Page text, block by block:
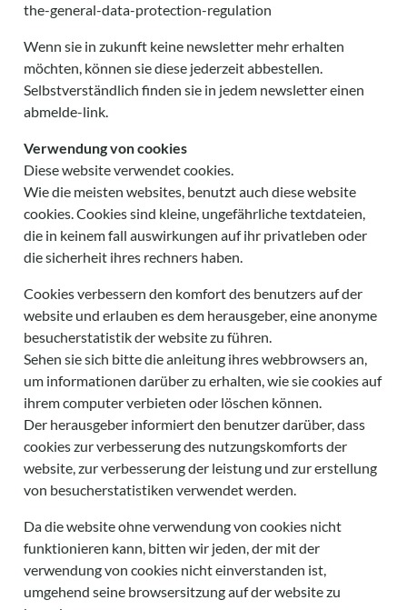
the-general-data-protection-regulation
Wenn sie in zukunft keine newsletter mehr erhalten
möchten, können sie diese jederzeit abbestellen.
Selbstverständlich finden sie in jedem newsletter einen
abmelde-link.
Verwendung von cookies
Diese website verwendet cookies.
Wie die meisten websites, benutzt auch diese website
cookies. Cookies sind kleine, ungefährliche textdateien,
die in keinem fall auswirkungen auf ihr privatleben oder
die sicherheit ihres rechners haben.
Cookies verbessern den komfort des benutzers auf der
website und erlauben es dem herausgeber, eine anonyme
besucherstatistik der website zu führen.
Sehen sie sich bitte die anleitung ihres webbrowsers an,
um informationen darüber zu erhalten, wie sie cookies auf
ihrem computer verbieten oder löschen können.
Der herausgeber informiert den benutzer darüber, dass
cookies zur verbesserung des nutzungskomforts der
website, zur verbesserung der leistung und zur erstellung
von besucherstatistiken verwendet werden.
Da die website ohne verwendung von cookies nicht
funktionieren kann, bitten wir jeden, der mit der
verwendung von cookies nicht einverstanden ist,
umgehend seine browsersitzung auf der website zu